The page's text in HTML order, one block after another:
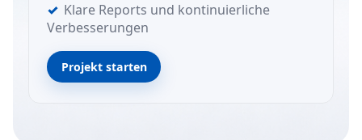
Klare Reports und kontinuierliche
Verbesserungen
Projekt starten